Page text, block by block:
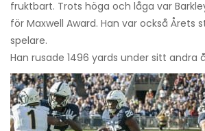
fruktbart. Trots höga och låga var
för Maxwell Award. Han var också Årets
spelare.
Han rusade 1496 yards under sitt andra